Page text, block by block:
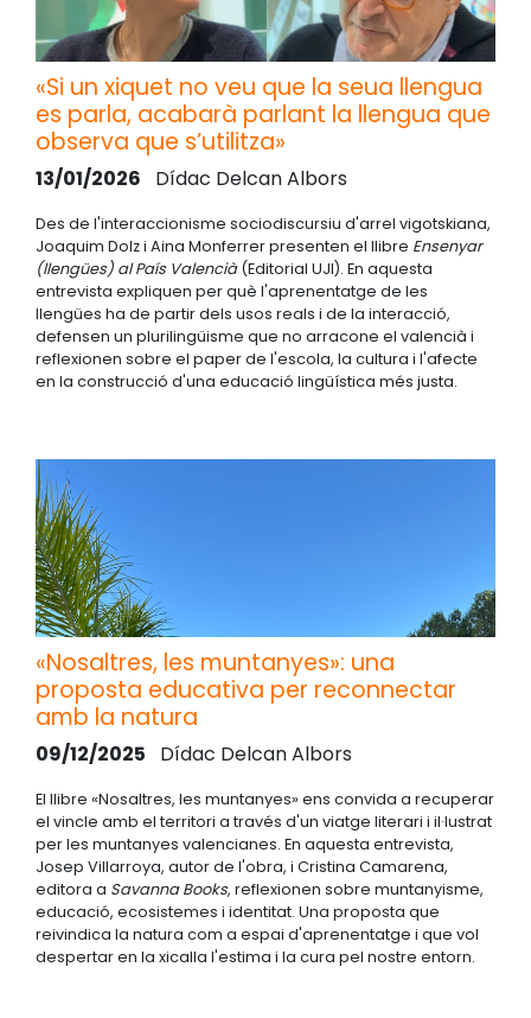
«Si un xiquet no veu que la seua llengua
es parla, acabarà parlant la llengua que
observa que s’utilitza»
13/01/2026 Dídac Delcan Albors
Des de l'interaccionisme sociodiscursiu d'arrel vigotskiana,
Joaquim Dolz i Aina Monferrer presenten el llibre Ensenyar
(llengües) al País Valencià(Editorial UJI). En aquesta
entrevista expliquen per què l'aprenentatge de les
llengües ha de partir dels usos reals i de la interacció,
defensen un plurilingüisme que no arracone el valencià i
reflexionen sobre el paper de l'escola, la cultura i l'afecte
en la construcció d'una educació lingüística més justa.
«Nosaltres, les muntanyes»: una
proposta educativa per reconnectar
amb la natura
09/12/2025 Dídac Delcan Albors
El llibre «Nosaltres, les muntanyes» ens convida a recuperar
el vincle amb el territori a través d'un viatge literari i il·lustrat
per les muntanyes valencianes. En aquesta entrevista,
Josep Villarroya, autor de l'obra, i Cristina Camarena,
editora a Savanna Books, reflexionen sobre muntanyisme,
educació, ecosistemes i identitat. Una proposta que
reivindica la natura com a espai d'aprenentatge i que vol
despertar en la xicalla l'estima i la cura pel nostre entorn.